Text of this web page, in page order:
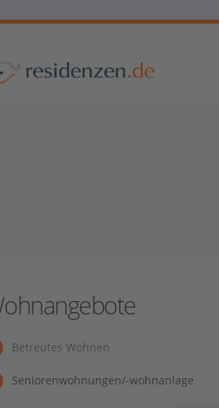
Betreutes Wohnen
Seniorenwohnungen/-wohnanlage